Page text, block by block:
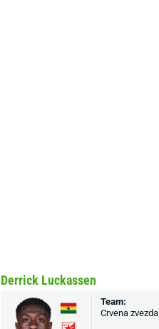
Derrick Luckassen
Team:
Crvena zvezda